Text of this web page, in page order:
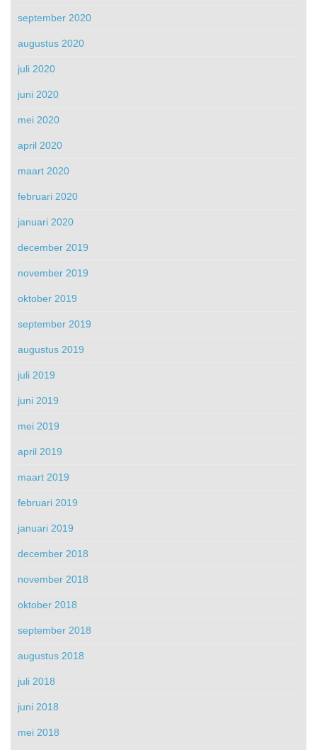
september 2020
augustus 2020
juli 2020
juni 2020
mei 2020
april 2020
maart 2020
februari 2020
januari 2020
december 2019
november 2019
oktober 2019
september 2019
augustus 2019
juli 2019
juni 2019
mei 2019
april 2019
maart 2019
februari 2019
januari 2019
december 2018
november 2018
oktober 2018
september 2018
augustus 2018
juli 2018
juni 2018
mei 2018